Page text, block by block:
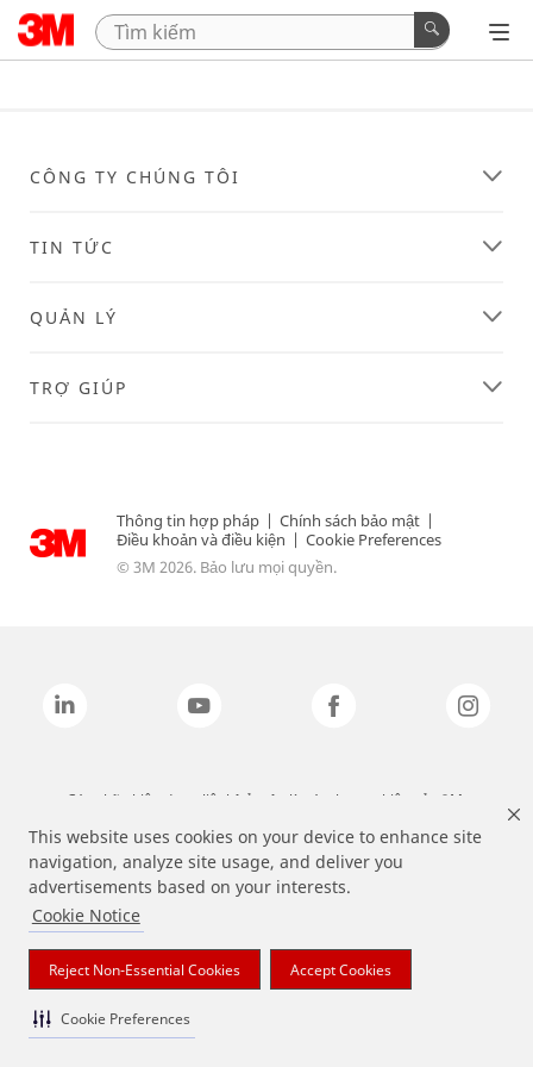
This website uses cookies on your device to enhance site
navigation, analyze site usage, and deliver you
advertisements based on your interests.
Cookie Notice
Reject Non-Essential Cookies Accept Cookies
Cookie Preferences
CÔNG TY CHÚNG TÔI
TIN TỨC
QUẢN LÝ
TRỢ GIÚP
Thông tin hợp pháp | Chính sách bảo mật |
Điều khoản và điều kiện | Cookie Preferences
© 3M 2026. Bảo lưu mọi quyền.
Các nhãn hiệu được liệt kê ở trên là các thương hiệu của 3M.